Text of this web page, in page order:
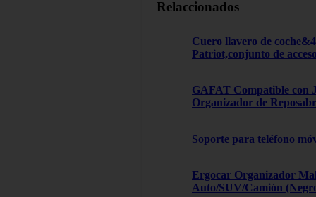
Relaccionados
Cuero llavero de
Patriot,conjunto de
GAFAT Compatible con
Organizador de
Soporte para teléfono
Ergocar Organizador
Auto/SUV/Camión